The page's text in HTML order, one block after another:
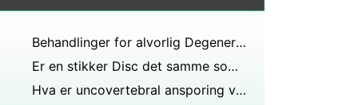
Behandlinger for alvorlig Degenerative Disc Disease
Er en stikker Disc det samme som en herniated plate ?
Hva er uncovertebral ansporing ved C3-4 som resulterer i kronisk exiting left C4 impingement?